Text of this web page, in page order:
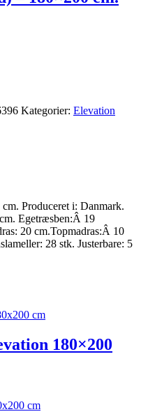
Kategorier: Elevation
Produceret i: Danmark.
Egetræsben:Â 19
20 cm.Topmadras:Â 10
28 stk. Justerbare: 5
180×200